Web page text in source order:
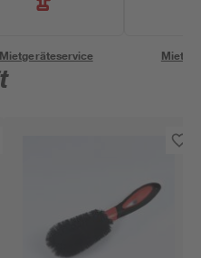
Mietgeräteservice